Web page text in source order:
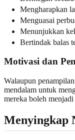
Mengharapkan
Menguasai
Menunjukkan
Bertindak balas
Motivasi dan
Walaupun
mendalam untuk
mereka boleh
Menyingkap